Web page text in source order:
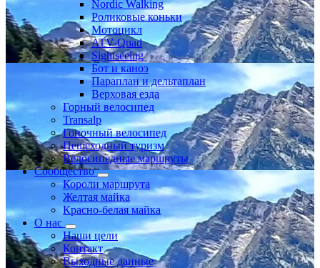
Nordic Walking
Роликовые коньки
Мотоцикл
ATV-Quad
Sightseeing
Бот и каноэ
Параплан и дельтаплан
Верховая езда
Горный велосипед
Transalp
Гоночный велосипед
Пешеходный туризм
Велосипедные маршруты
Сообщество
Короли маршрута
Желтая майка
Красно-белая майка
О нас
Наши цели
Контакт
Выходные данные